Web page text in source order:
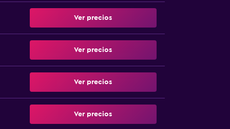
Ver precios
Ver precios
Ver precios
Ver precios